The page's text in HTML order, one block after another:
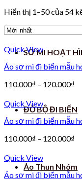
SƠ MI HOẠT
ĐỒ BỘ ĐI BIỂN
Áo Thun Nhóm
Hiển thị 1–50 của 54
Quick View
Áo sơ mi đi biển mẫu
110.000₫ – 120.000₫
Quick View
Áo sơ mi đi biển mẫu
110.000₫ – 120.000₫
Quick View
Áo sơ mi đi biển mẫu